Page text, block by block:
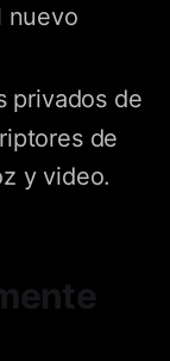
nuevo
privados de
de
y video.